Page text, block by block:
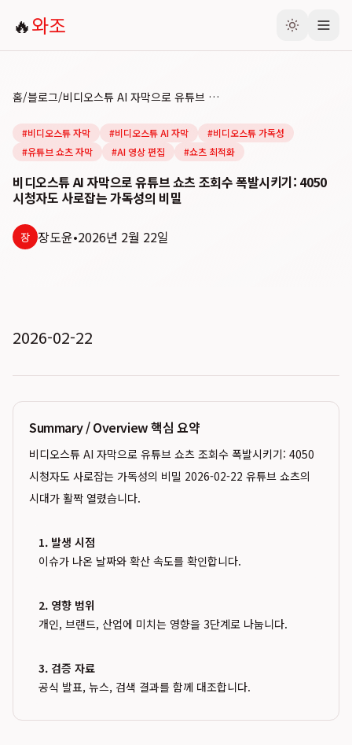
🔥와조
홈/블로그/ 비디오스튜 AI 자막으로 유튜브 쇼츠 조회수 폭발시키기: 4050 시청자도 사로잡는 가독성의 비밀
#비디오스튜 자막 #비디오스튜 AI 자막 #비디오스튜 가독성
#유튜브 쇼츠 자막 #AI 영상 편집 #쇼츠 최적화
비디오스튜 AI 자막으로 유튜브 쇼츠 조회수 폭발시키기: 4050
시청자도 사로잡는 가독성의 비밀
장 장도윤•2026년 2월 22일
2026-02-22
Summary / Overview 핵심 요약
비디오스튜 AI 자막으로 유튜브 쇼츠 조회수 폭발시키기: 4050
시청자도 사로잡는 가독성의 비밀 2026-02-22 유튜브 쇼츠의
시대가 활짝 열렸습니다.
1. 발생 시점
이슈가 나온 날짜와 확산 속도를 확인합니다.
2. 영향 범위
개인, 브랜드, 산업에 미치는 영향을 3단계로 나눕니다.
3. 검증 자료
공식 발표, 뉴스, 검색 결과를 함께 대조합니다.